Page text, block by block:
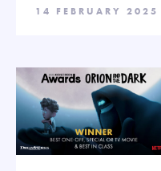
14 FEBRUARY 2025